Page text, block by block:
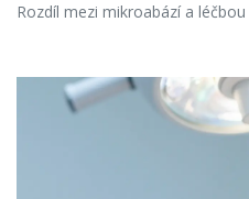
Rozdíl mezi mikroabází a léčbou